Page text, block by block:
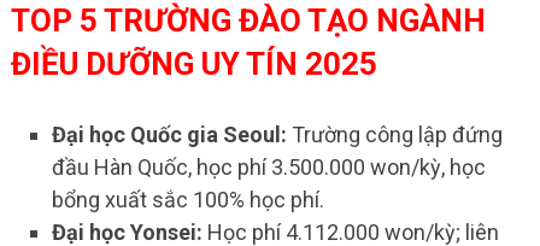
TOP 5 TRƯỜNG ĐÀO TẠO NGÀNH
ĐIỀU DƯỠNG UY TÍN 2025
Đại học Quốc gia Seoul: Trường công lập đứng
đầu Hàn Quốc, học phí 3.500.000 won/kỳ, học
bổng xuất sắc 100% học phí.
Đại học Yonsei: Học phí 4.112.000 won/kỳ; liên